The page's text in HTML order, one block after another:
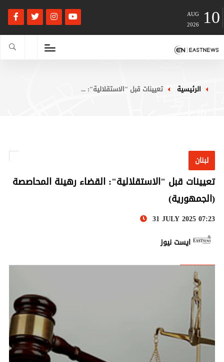
10
AUG
2026
تعيينات قبل "الاستقلالية": ... الرئيسية
لبنان
تعيينات قبل "الاستقلالية": القضاء رهينة المحاصصة
(الجمهورية)
31 JULY 2025 07:23
ايست نيوز